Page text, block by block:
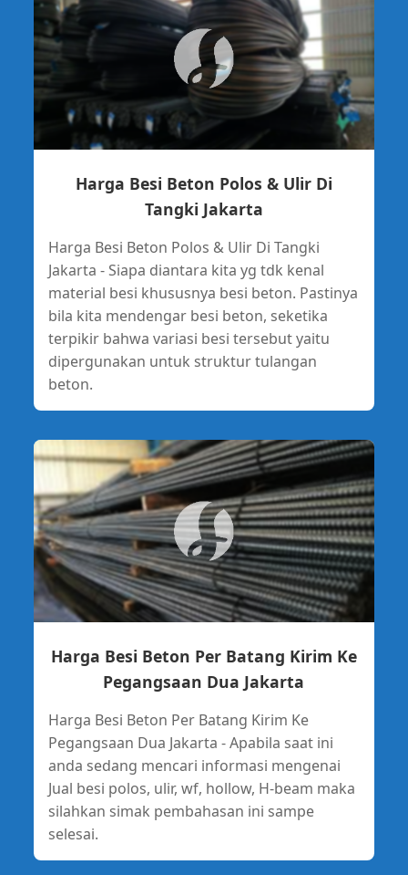
Harga Besi Beton Polos & Ulir Di
Tangki Jakarta
Harga Besi Beton Polos & Ulir Di Tangki
Jakarta - Siapa diantara kita yg tdk kenal
material besi khususnya besi beton. Pastinya
bila kita mendengar besi beton, seketika
terpikir bahwa variasi besi tersebut yaitu
dipergunakan untuk struktur tulangan
beton.
Harga Besi Beton Per Batang Kirim Ke
Pegangsaan Dua Jakarta
Harga Besi Beton Per Batang Kirim Ke
Pegangsaan Dua Jakarta - Apabila saat ini
anda sedang mencari informasi mengenai
Jual besi polos, ulir, wf, hollow, H-beam maka
silahkan simak pembahasan ini sampe
selesai.